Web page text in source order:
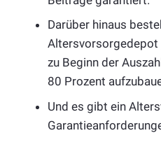
Darüber hinaus
Altersvorsorgedepot
zu Beginn der
80 Prozent
Und es gibt ein